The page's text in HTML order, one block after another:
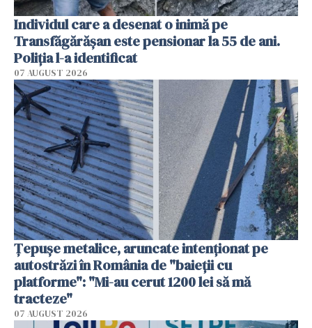
Individul care a desenat o inimă pe
Transfăgărășan este pensionar la 55 de ani.
Poliția l-a identificat
07 AUGUST 2026
Țepușe metalice, aruncate intenționat pe
autostrăzi în România de "baieții cu
platforme": "Mi-au cerut 1200 lei să mă
tracteze"
07 AUGUST 2026